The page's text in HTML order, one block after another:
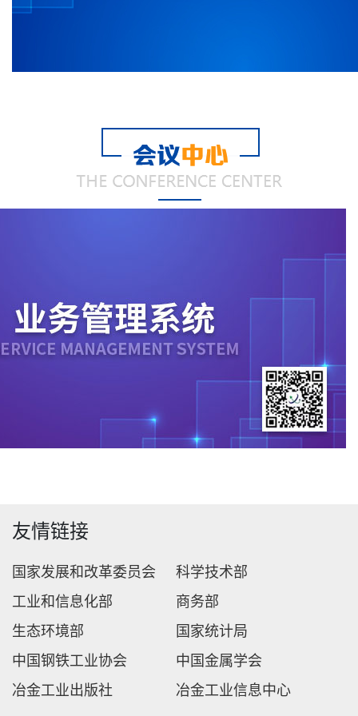
友情链接
国家发展和改革委员会
科学技术部
工业和信息化部
商务部
生态环境部
国家统计局
中国钢铁工业协会
中国金属学会
冶金工业出版社
冶金工业信息中心